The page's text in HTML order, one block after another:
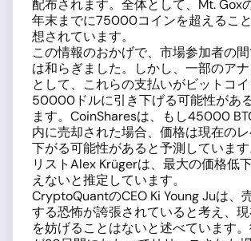
配布されます。全体として、Mt. Gox
年末までに75000コインを超えるこ
想されています。
この情報のおかげで、市場参加者の
は和らぎました。しかし、一部のア
として、これらの支払いがビットコ
50000ドルに引き下げる可能性があ
ます。CoinSharesは、もし45000
内に売却された場合、価格は現在の
下がる可能性があると予測していま
リストAlex Krügerは、最大の価格低
えないと推定しています。
CryptoQuantのCEO Ki Young Juは、
する恐怖が誇張されていると考え、
を妨げることはないと述べています